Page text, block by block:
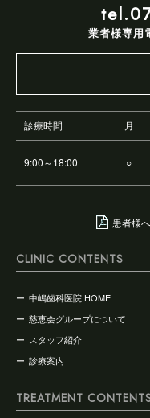
業者様専用
診療時間 月
患者様
9:00～18:00 ○
CLINIC CONTENTS
中嶋歯科医院 HOME
慈恵会グループについて
スタッフ紹介
診療案内
TREATMENT